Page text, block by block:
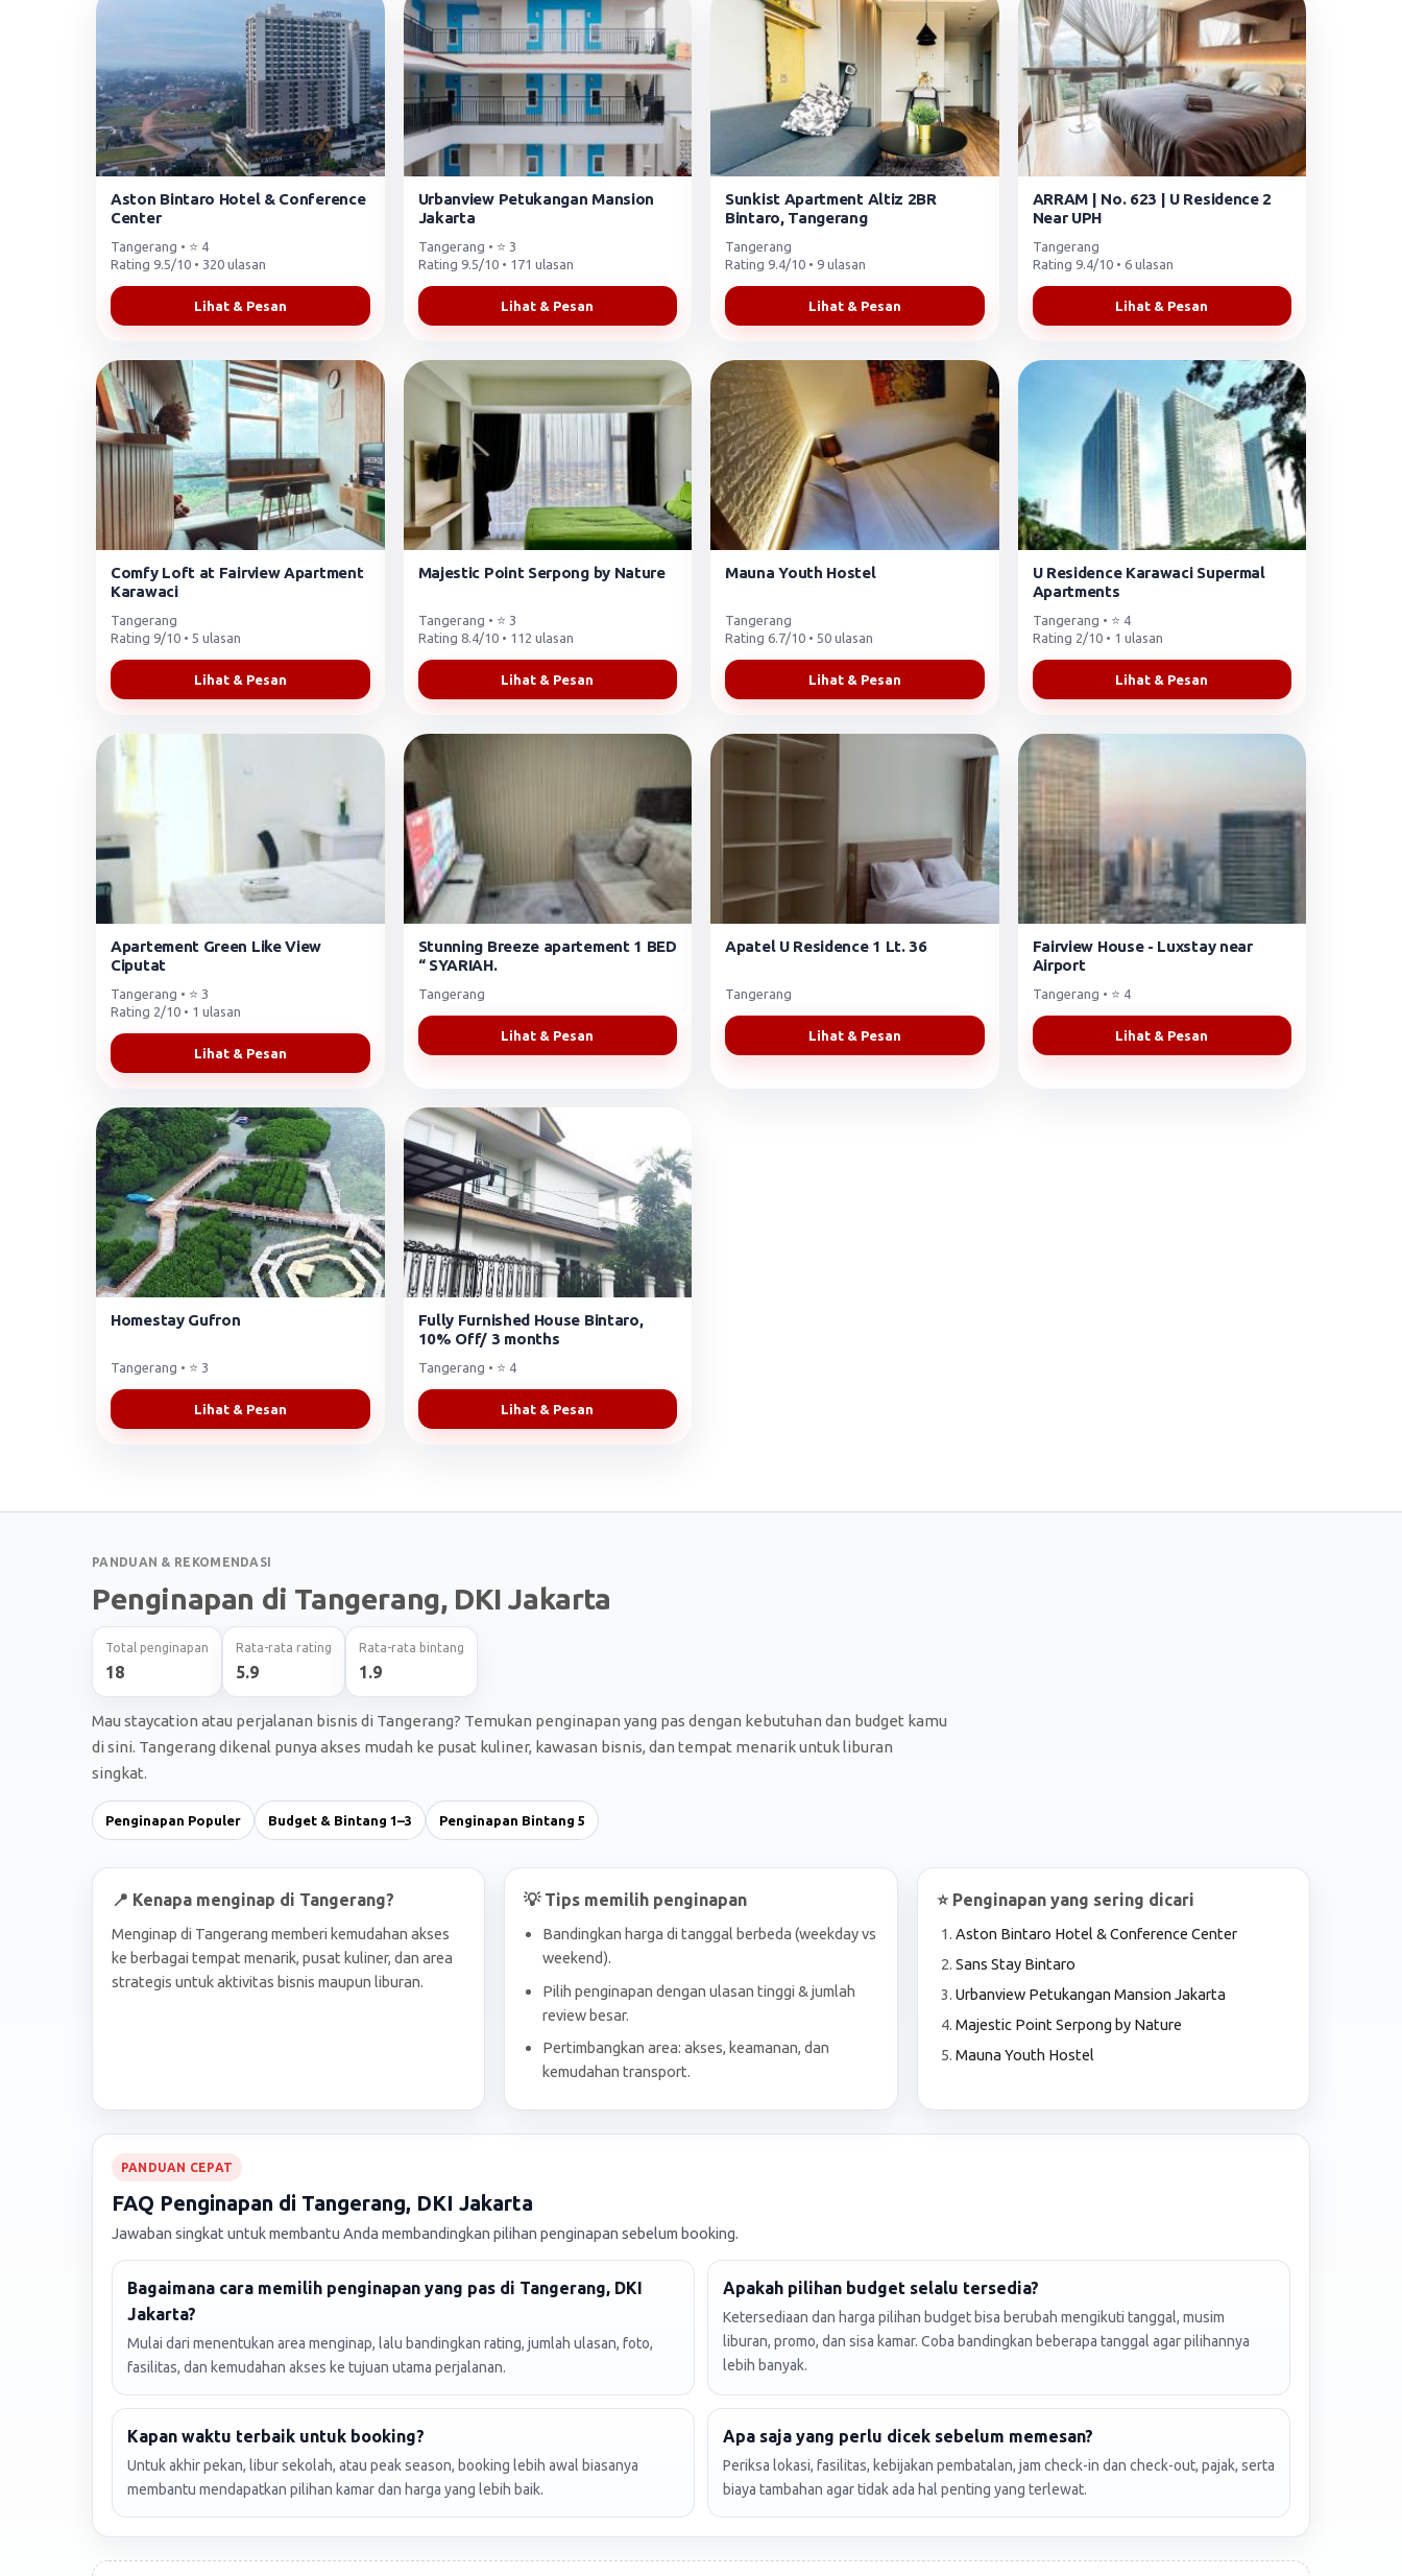
Aston Bintaro Hotel & Conference
Center
Tangerang • ⭐ 4
Rating 9.5/10 • 320 ulasan
Lihat & Pesan
Urbanview Petukangan Mansion
Jakarta
Tangerang • ⭐ 3
Rating 9.5/10 • 171 ulasan
Lihat & Pesan
Sunkist Apartment Altiz 2BR
Bintaro, Tangerang
Tangerang
Rating 9.4/10 • 9 ulasan
Lihat & Pesan
ARRAM | No. 623 | U Residence 2
Near UPH
Tangerang
Rating 9.4/10 • 6 ulasan
Lihat & Pesan
Comfy Loft at Fairview Apartment
Karawaci
Tangerang
Rating 9/10 • 5 ulasan
Lihat & Pesan
Majestic Point Serpong by Nature
Tangerang • ⭐ 3
Rating 8.4/10 • 112 ulasan
Lihat & Pesan
Mauna Youth Hostel
Tangerang
Rating 6.7/10 • 50 ulasan
Lihat & Pesan
U Residence Karawaci Supermal
Apartments
Tangerang • ⭐ 4
Rating 2/10 • 1 ulasan
Lihat & Pesan
Apartement Green Like View
Ciputat
Tangerang • ⭐ 3
Rating 2/10 • 1 ulasan
Lihat & Pesan
Stunning Breeze apartement 1 BED
“ SYARIAH.
Tangerang
Lihat & Pesan
Apatel U Residence 1 Lt. 36
Tangerang
Lihat & Pesan
Fairview House - Luxstay near
Airport
Tangerang • ⭐ 4
Lihat & Pesan
Homestay Gufron
Tangerang • ⭐ 3
Lihat & Pesan
Fully Furnished House Bintaro,
10% Off/ 3 months
Tangerang • ⭐ 4
Lihat & Pesan
PANDUAN & REKOMENDASI
Penginapan di Tangerang, DKI Jakarta
Total penginapan
18
Rata-rata rating
5.9
Rata-rata bintang
1.9
Mau staycation atau perjalanan bisnis di Tangerang? Temukan penginapan yang pas dengan kebutuhan dan budget kamu
di sini. Tangerang dikenal punya akses mudah ke pusat kuliner, kawasan bisnis, dan tempat menarik untuk liburan
singkat.
Penginapan Populer Budget & Bintang 1–3 Penginapan Bintang 5
📍 Kenapa menginap di Tangerang?
Menginap di Tangerang memberi kemudahan akses
ke berbagai tempat menarik, pusat kuliner, dan area
strategis untuk aktivitas bisnis maupun liburan.
💡 Tips memilih penginapan
Bandingkan harga di tanggal berbeda (weekday vs
weekend).
Pilih penginapan dengan ulasan tinggi & jumlah
review besar.
Pertimbangkan area: akses, keamanan, dan
kemudahan transport.
⭐ Penginapan yang sering dicari
Aston Bintaro Hotel & Conference Center
Sans Stay Bintaro
Urbanview Petukangan Mansion Jakarta
Majestic Point Serpong by Nature
Mauna Youth Hostel
PANDUAN CEPAT
FAQ Penginapan di Tangerang, DKI Jakarta
Jawaban singkat untuk membantu Anda membandingkan pilihan penginapan sebelum booking.
Bagaimana cara memilih penginapan yang pas di Tangerang, DKI
Jakarta?
Mulai dari menentukan area menginap, lalu bandingkan rating, jumlah ulasan, foto,
fasilitas, dan kemudahan akses ke tujuan utama perjalanan.
Apakah pilihan budget selalu tersedia?
Ketersediaan dan harga pilihan budget bisa berubah mengikuti tanggal, musim
liburan, promo, dan sisa kamar. Coba bandingkan beberapa tanggal agar pilihannya
lebih banyak.
Kapan waktu terbaik untuk booking?
Untuk akhir pekan, libur sekolah, atau peak season, booking lebih awal biasanya
membantu mendapatkan pilihan kamar dan harga yang lebih baik.
Apa saja yang perlu dicek sebelum memesan?
Periksa lokasi, fasilitas, kebijakan pembatalan, jam check-in dan check-out, pajak, serta
biaya tambahan agar tidak ada hal penting yang terlewat.